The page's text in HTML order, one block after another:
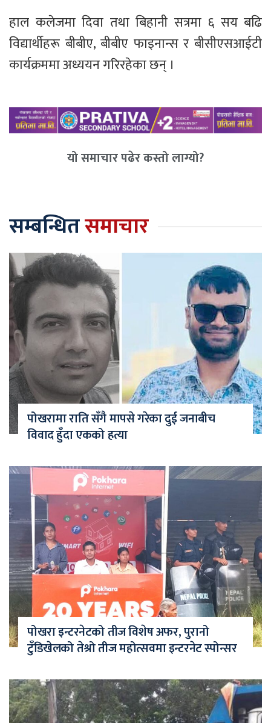
हाल कलेजमा दिवा तथा बिहानी सत्रमा ६ सय बढि
विद्यार्थीहरू बीबीए, बीबीए फाइनान्स र बीसीएसआईटी
कार्यक्रममा अध्ययन गरिरहेका छन् ।
यो समाचार पढेर कस्तो लाग्यो?
सम्बन्धितसमाचार
पोखरामा राति सँगै मापसे गरेका दुई जनाबीच
विवाद हुँदा एकको हत्या
पोखरा इन्टरनेटको तीज विशेष अफर, पुरानो
टुँडिखेलको तेश्रो तीज महोत्सवमा इन्टरनेट स्पोन्सर